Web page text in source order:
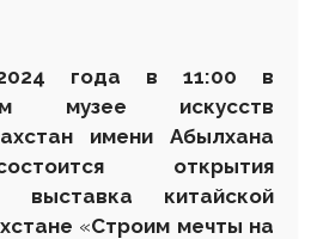
года в 11:00 в
музее искусств
имени Абылхана
открытия
выставка китайской
«Строим мечты на